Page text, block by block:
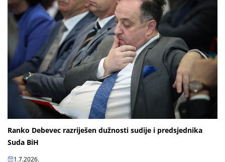
Ranko Debevec razriješen dužnosti sudije i predsjednika
Suda BiH
1.7.2026.